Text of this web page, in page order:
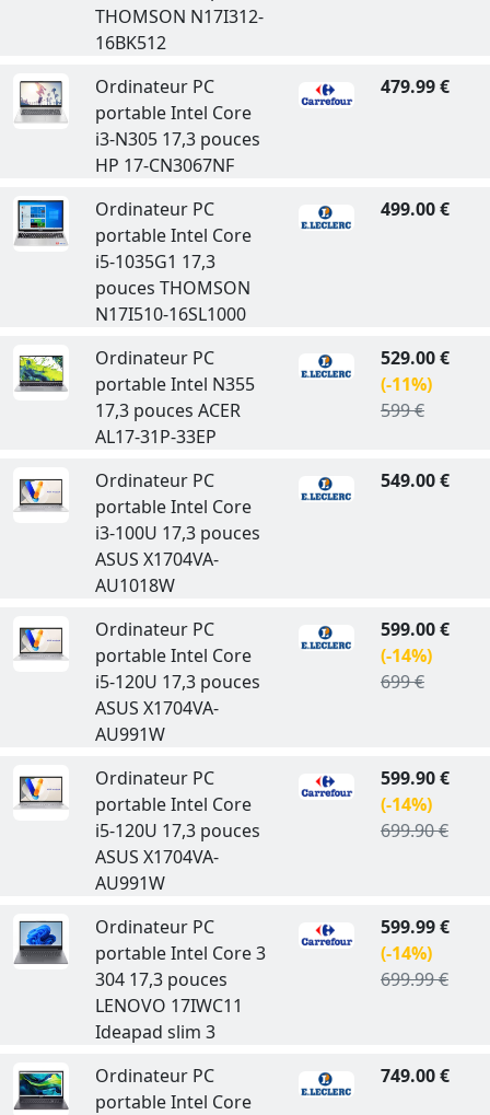
THOMSON N17I312-
16BK512
Ordinateur PC
portable Intel Core
i3-N305 17,3 pouces
HP 17-CN3067NF
479.99 €
Ordinateur PC
portable Intel Core
i5-1035G1 17,3
pouces THOMSON
N17I510-16SL1000
499.00 €
Ordinateur PC
portable Intel N355
17,3 pouces ACER
AL17-31P-33EP
529.00 €
(-11%)
599 €
Ordinateur PC
portable Intel Core
i3-100U 17,3 pouces
ASUS X1704VA-
AU1018W
549.00 €
Ordinateur PC
portable Intel Core
i5-120U 17,3 pouces
ASUS X1704VA-
AU991W
599.00 €
(-14%)
699 €
Ordinateur PC
portable Intel Core
i5-120U 17,3 pouces
ASUS X1704VA-
AU991W
599.90 €
(-14%)
699.90 €
Ordinateur PC
portable Intel Core 3
304 17,3 pouces
LENOVO 17IWC11
Ideapad slim 3
599.99 €
(-14%)
699.99 €
Ordinateur PC
portable Intel Core
749.00 €